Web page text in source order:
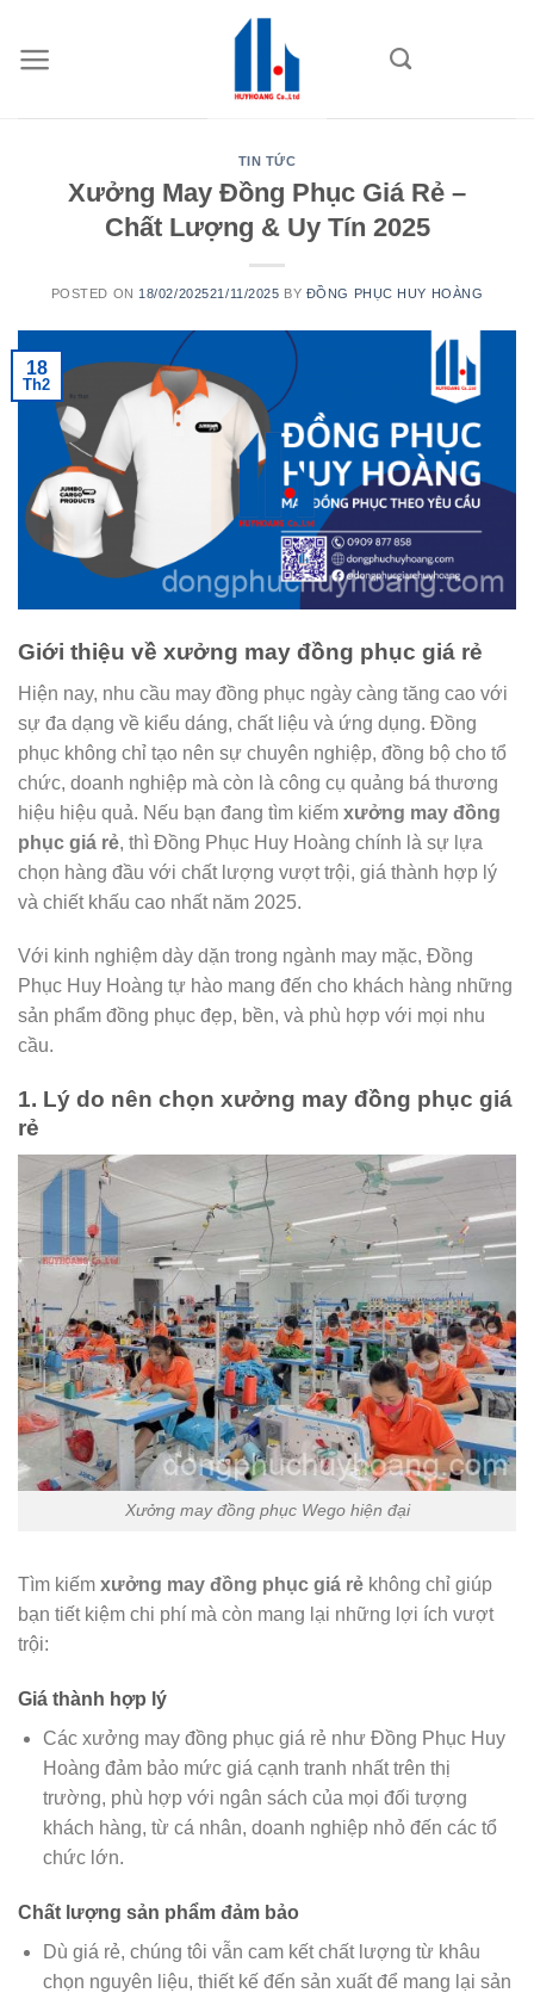
content
TIN TỨC
Xưởng May Đồng Phục Giá Rẻ –
Chất Lượng & Uy Tín 2025
POSTED ON 18/02/202521/11/2025 BY ĐỒNG PHỤC HUY HOÀNG
18
Th2
Giới thiệu về xưởng may đồng phục giá rẻ
Hiện nay, nhu cầu may đồng phục ngày càng tăng cao với
sự đa dạng về kiểu dáng, chất liệu và ứng dụng. Đồng
phục không chỉ tạo nên sự chuyên nghiệp, đồng bộ cho tổ
chức, doanh nghiệp mà còn là công cụ quảng bá thương
hiệu hiệu quả. Nếu bạn đang tìm kiếm xưởng may đồng
phục giá rẻ, thì Đồng Phục Huy Hoàng chính là sự lựa
chọn hàng đầu với chất lượng vượt trội, giá thành hợp lý
và chiết khấu cao nhất năm 2025.
Với kinh nghiệm dày dặn trong ngành may mặc, Đồng
Phục Huy Hoàng tự hào mang đến cho khách hàng những
sản phẩm đồng phục đẹp, bền, và phù hợp với mọi nhu
cầu.
1. Lý do nên chọn xưởng may đồng phục giá
rẻ
Xưởng may đồng phục Wego hiện đại
Tìm kiếm xưởng may đồng phục giá rẻ không chỉ giúp
bạn tiết kiệm chi phí mà còn mang lại những lợi ích vượt
trội:
Giá thành hợp lý
Các xưởng may đồng phục giá rẻ như Đồng Phục Huy
Hoàng đảm bảo mức giá cạnh tranh nhất trên thị
trường, phù hợp với ngân sách của mọi đối tượng
khách hàng, từ cá nhân, doanh nghiệp nhỏ đến các tổ
chức lớn.
Chất lượng sản phẩm đảm bảo
Dù giá rẻ, chúng tôi vẫn cam kết chất lượng từ khâu
chọn nguyên liệu, thiết kế đến sản xuất để mang lại sản